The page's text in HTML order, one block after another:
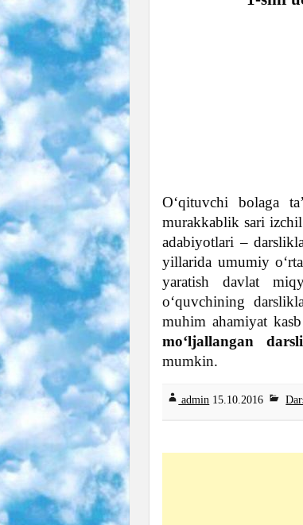
O‘qituvchi bolaga
murakkablik sari izchil
adabiyotlari –
yillarida umumiy
yaratish davlat
o‘quvchining
muhim ahamiyat
mo‘ljallangan
mumkin.
admin 15 .10.2016